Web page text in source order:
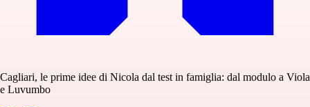
Cagliari, le prime idee di Nicola dal test in famiglia: dal modulo a Viola
e Luvumbo